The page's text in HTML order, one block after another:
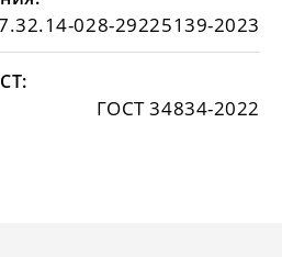
028-29225139-2023
ГОСТ 34834-2022